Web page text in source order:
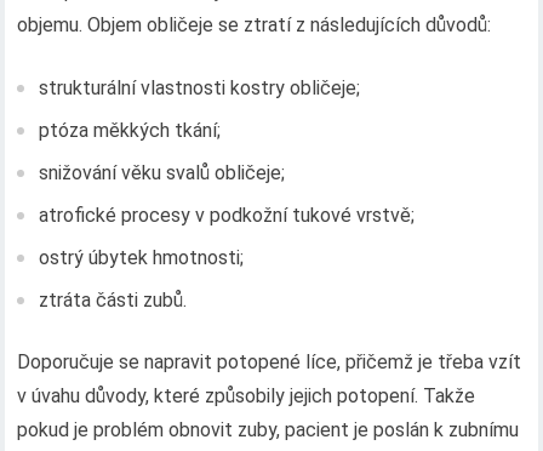
objemu. Objem obličeje se ztratí z následujících důvodů:
strukturální vlastnosti kostry obličeje;
ptóza měkkých tkání;
snižování věku svalů obličeje;
atrofické procesy v podkožní tukové vrstvě;
ostrý úbytek hmotnosti;
ztráta části zubů.
Doporučuje se napravit potopené líce, přičemž je třeba vzít
v úvahu důvody, které způsobily jejich potopení. Takže
pokud je problém obnovit zuby, pacient je poslán k zubnímu